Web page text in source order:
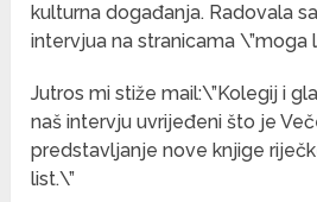
kulturna događanja. Radovala
intervjua na stranicama \”moga
Jutros mi stiže mail:\”Kolegij i
naš intervju uvrijeđeni što je
predstavljanje nove knjige
list.\”